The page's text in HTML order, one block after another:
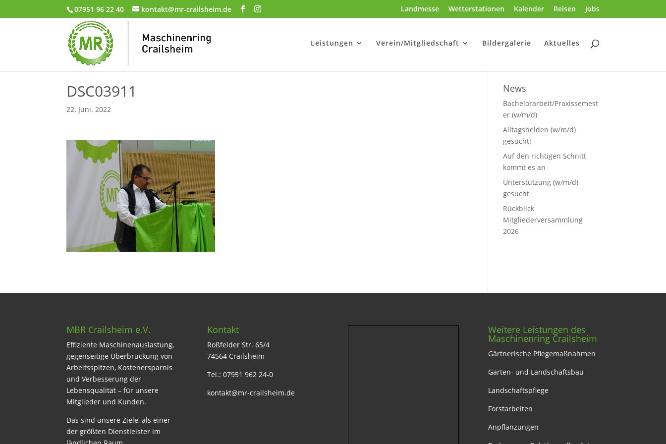
07951 96 22 40 kontakt@mr-crailsheim.de Landmesse Wetterstationen Kalender Reisen Jobs
Leistungen Verein/Mitgliedschaft Bildergalerie Aktuelles
DSC03911
22. Juni. 2022
News
Bachelorarbeit/Praxissemest
er (w/m/d)
Alltagshelden (w/m/d)
gesucht!
Auf den richtigen Schnitt
kommt es an
Unterstützung (w/m/d)
gesucht
Rückblick
Mitgliederversammlung
2026
MBR Crailsheim e.V.
Effiziente Maschinenauslastung,
gegenseitige Überbrückung von
Arbeitsspitzen, Kostenersparnis
und Verbesserung der
Lebensqualität – für unsere
Mitglieder und Kunden.
Das sind unsere Ziele, als einer
der größten Dienstleister im
Kontakt
Roßfelder Str. 65/4
74564 Crailsheim
Tel.: 07951 962 24-0
kontakt@mr-crailsheim.de
Weitere Leistungen des
Maschinenring Crailsheim
Gärtnerische Pflegemaßnahmen
Garten- und Landschaftsbau
Landschaftspflege
Forstarbeiten
Anpflanzungen